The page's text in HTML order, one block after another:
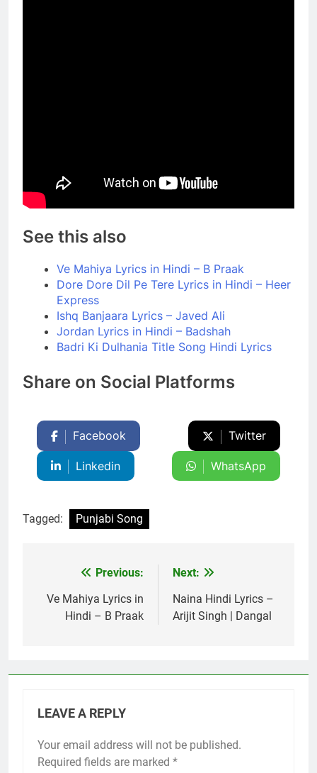
See this also
Ve Mahiya Lyrics in Hindi – B Praak
Dore Dore Dil Pe Tere Lyrics in Hindi – Heer
Express
Ishq Banjaara Lyrics – Javed Ali
Jordan Lyrics in Hindi – Badshah
Badri Ki Dulhania Title Song Hindi Lyrics
Share on Social Platforms
Facebook Twitter
Linkedin WhatsApp
Tagged: Punjabi Song
navigation
Previous:
Ve Mahiya Lyrics in
Hindi – B Praak
Next:
Naina Hindi Lyrics –
Arijit Singh | Dangal
LEAVE A REPLY
Your email address will not be published.
Required fields are marked *